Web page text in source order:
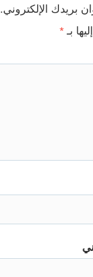
بريدك الإلكتروني.
بـ *